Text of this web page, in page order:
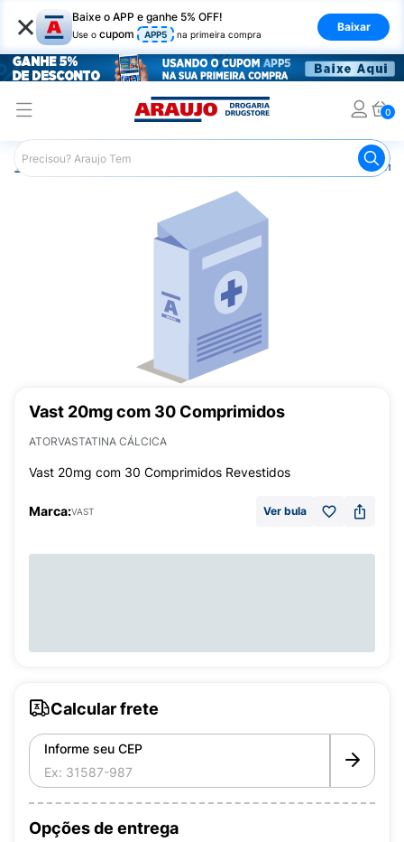
× Baixe o APP e ganhe 5% OFF!
Use o cupom APP5 na primeira compra
Baixar
0
Araujo Medicamentos
Vast 20mg com 30 Comprimidos
ATORVASTATINA CÁLCICA
Vast 20mg com 30 Comprimidos Revestidos
Marca:VAST Ver bula
Calcular frete
Informe seu CEP
Opções de entrega